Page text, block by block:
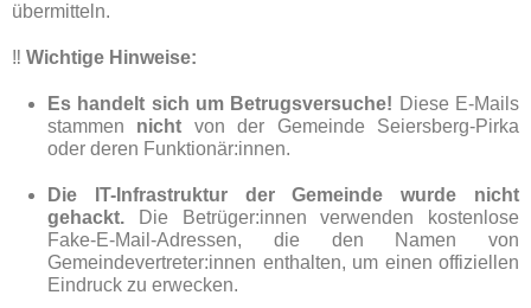
übermitteln.
‼️ Wichtige Hinweise:
Es handelt sich um Betrugsversuche! Diese E-Mails
stammen nicht von der Gemeinde Seiersberg-Pirka
oder deren Funktionär:innen.
Die IT-Infrastruktur der Gemeinde wurde nicht
gehackt. Die Betrüger:innen verwenden kostenlose
Fake-E-Mail-Adressen, die den Namen von
Gemeindevertreter:innen enthalten, um einen offiziellen
Eindruck zu erwecken.